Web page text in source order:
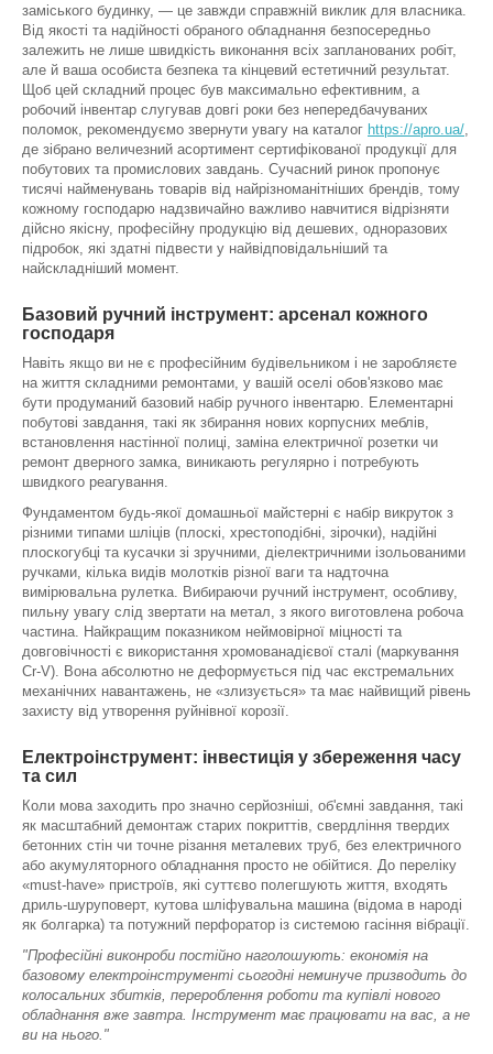
заміського будинку, — це завжди справжній виклик для власника.
Від якості та надійності обраного обладнання безпосередньо
залежить не лише швидкість виконання всіх запланованих робіт,
але й ваша особиста безпека та кінцевий естетичний результат.
Щоб цей складний процес був максимально ефективним, а
робочий інвентар слугував довгі роки без непередбачуваних
поломок, рекомендуємо звернути увагу на каталог https://apro.ua/
де зібрано величезний асортимент сертифікованої продукції для
побутових та промислових завдань. Сучасний ринок пропонує
тисячі найменувань товарів від найрізноманітніших брендів, тому
кожному господарю надзвичайно важливо навчитися відрізняти
дійсно якісну, професійну продукцію від дешевих, одноразових
підробок, які здатні підвести у найвідповідальніший та
найскладніший момент.
Базовий ручний інструмент: арсенал кожного
господаря
Навіть якщо ви не є професійним будівельником і не заробляєте
на життя складними ремонтами, у вашій оселі обов'язково має
бути продуманий базовий набір ручного інвентарю. Елементарні
побутові завдання, такі як збирання нових корпусних меблів,
встановлення настінної полиці, заміна електричної розетки чи
ремонт дверного замка, виникають регулярно і потребують
швидкого реагування.
Фундаментом будь-якої домашньої майстерні є набір викруток з
різними типами шліців (плоскі, хрестоподібні, зірочки), надійні
плоскогубці та кусачки зі зручними, діелектричними ізольованими
ручками, кілька видів молотків різної ваги та надточна
вимірювальна рулетка. Вибираючи ручний інструмент, особливу,
пильну увагу слід звертати на метал, з якого виготовлена робоча
частина. Найкращим показником неймовірної міцності та
довговічності є використання хромованадієвої сталі (маркування
Cr-V). Вона абсолютно не деформується під час екстремальних
механічних навантажень, не «злизується» та має найвищий рівень
захисту від утворення руйнівної корозії.
Електроінструмент: інвестиція у збереження часу
та сил
Коли мова заходить про значно серйозніші, об'ємні завдання, такі
як масштабний демонтаж старих покриттів, свердління твердих
бетонних стін чи точне різання металевих труб, без електричного
або акумуляторного обладнання просто не обійтися. До переліку
«must-have» пристроїв, які суттєво полегшують життя, входять
дриль-шуруповерт, кутова шліфувальна машина (відома в народі
як болгарка) та потужний перфоратор із системою гасіння вібрації.
"Професійні виконроби постійно наголошують: економія на
базовому електроінструменті сьогодні неминуче призводить до
колосальних збитків, перероблення роботи та купівлі нового
обладнання вже завтра. Інструмент має працювати на вас, а не
ви на нього."